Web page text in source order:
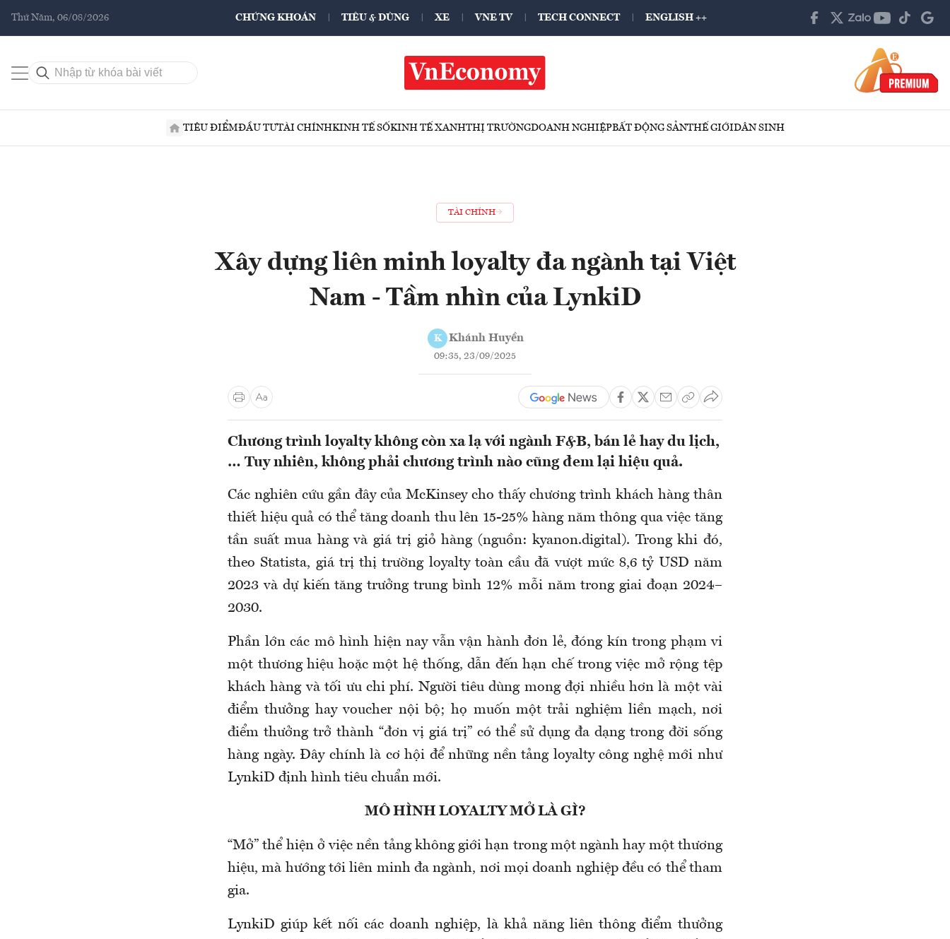
Thứ Năm, 06/08/2026 CHỨNG KHOÁN TIÊU & DÙNG XE VNE TV TECH CONNECT ENGLISH ++
TIÊU ĐIỂMĐẦU TƯTÀI CHÍNHKINH TẾ SỐKINH TẾ XANHTHỊ TRƯỜNGDOANH NGHIỆPBẤT ĐỘNG SẢNTHẾ GIỚIDÂN SINH
TÀI CHÍNH
Xây dựng liên minh loyalty đa ngành tại Việt
Nam - Tầm nhìn của LynkiD
K Khánh Huyền
09:35, 23/09/2025
Chương trình loyalty không còn xa lạ với ngành F&B, bán lẻ hay du lịch,
… Tuy nhiên, không phải chương trình nào cũng đem lại hiệu quả.
Các nghiên cứu gần đây của McKinsey cho thấy chương trình khách hàng thân
thiết hiệu quả có thể tăng doanh thu lên 15-25% hàng năm thông qua việc tăng
tần suất mua hàng và giá trị giỏ hàng (nguồn: kyanon.digital). Trong khi đó,
theo Statista, giá trị thị trường loyalty toàn cầu đã vượt mức 8,6 tỷ USD năm
2023 và dự kiến tăng trưởng trung bình 12% mỗi năm trong giai đoạn 2024–
2030.
Phần lớn các mô hình hiện nay vẫn vận hành đơn lẻ, đóng kín trong phạm vi
một thương hiệu hoặc một hệ thống, dẫn đến hạn chế trong việc mở rộng tệp
khách hàng và tối ưu chi phí. Người tiêu dùng mong đợi nhiều hơn là một vài
điểm thưởng hay voucher nội bộ; họ muốn một trải nghiệm liền mạch, nơi
điểm thưởng trở thành “đơn vị giá trị” có thể sử dụng đa dạng trong đời sống
hàng ngày. Đây chính là cơ hội để những nền tảng loyalty công nghệ mới như
LynkiD định hình tiêu chuẩn mới.
MÔ HÌNH LOYALTY MỞ LÀ GÌ?
“Mở” thể hiện ở việc nền tảng không giới hạn trong một ngành hay một thương
hiệu, mà hướng tới liên minh đa ngành, nơi mọi doanh nghiệp đều có thể tham
gia.
LynkiD giúp kết nối các doanh nghiệp, là khả năng liên thông điểm thưởng